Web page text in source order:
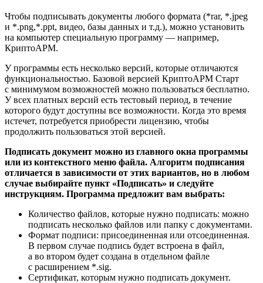
Чтобы подписывать документы любого формата (*rar, *.jpeg
и *.png,*.ppt, видео, базы данных и т.д.), можно установить
на компьютер специальную программу — например,
КриптоАРМ.
У программы есть несколько версий, которые отличаются
функциональностью. Базовой версией КриптоАРМ Старт
с минимумом возможностей можно пользоваться бесплатно.
У всех платных версий есть тестовый период, в течение
которого будут доступны все возможности. Когда это время
истечет, потребуется приобрести лицензию, чтобы
продолжить пользоваться этой версией.
Подписать документ можно из главного окна программы
или из контекстного меню файла. Алгоритм подписания
отличается в зависимости от этих вариантов, но в любом
случае выбирайте пункт «Подписать» и следуйте
инструкциям. Программа предложит вам выбрать:
Количество файлов, которые нужно подписать: можно
подписать несколько файлов или папку с документами.
Формат подписи: присоединенная или отсоединенная.
В первом случае подпись будет встроена в файл,
а во втором будет создана в отдельном файле
с расширением *.sig.
Сертификат, которым нужно подписать документ.